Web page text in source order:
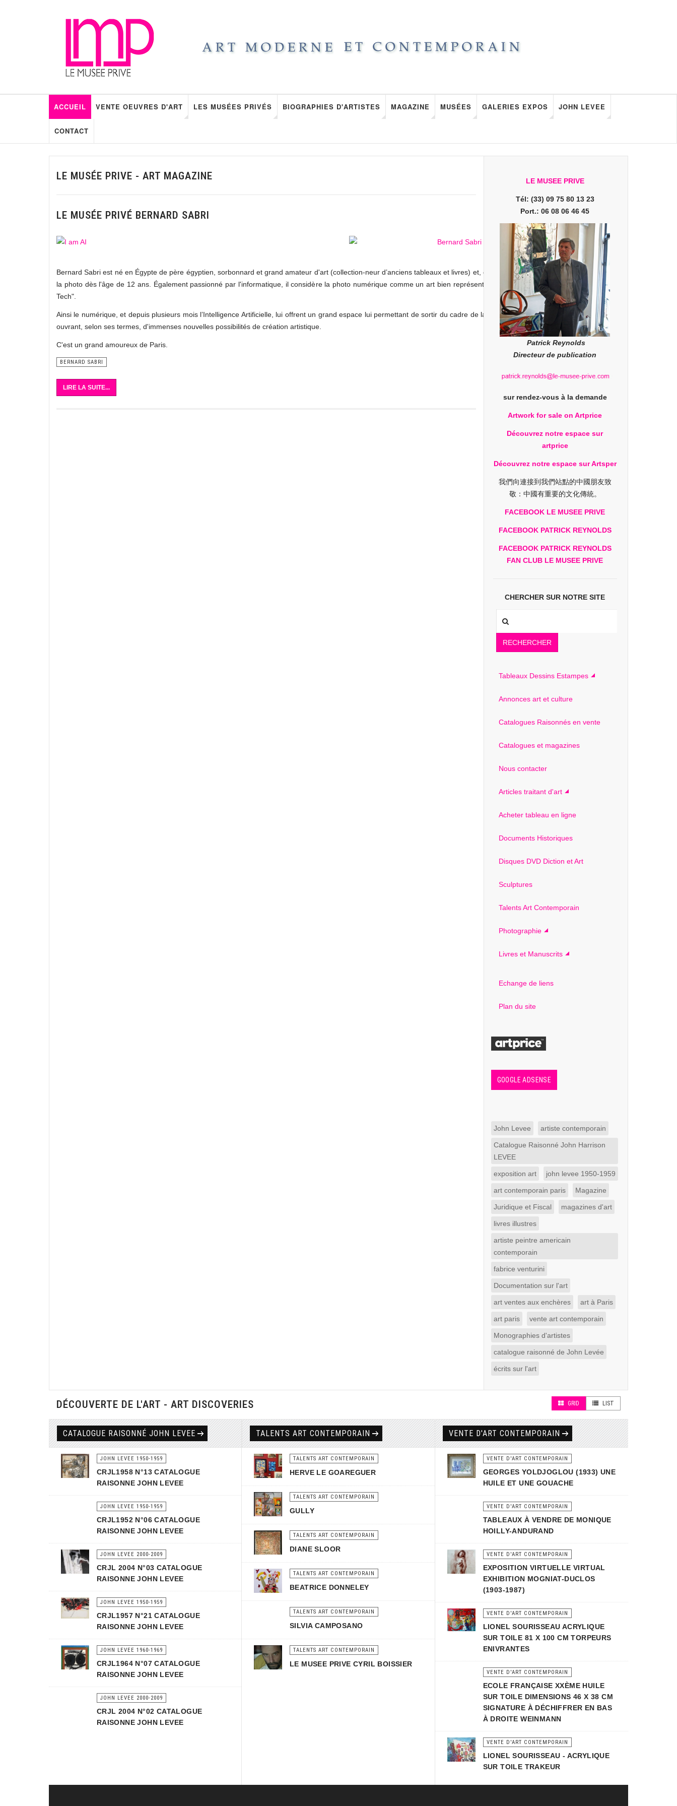
ACCUEIL VENTE OEUVRES D'ART LES MUSÉES PRIVÉS BIOGRAPHIES D'ARTISTES MAGAZINE MUSÉES GALERIES EXPOS JOHN LEVEE
CONTACT
LE MUSÉE PRIVE - ART MAGAZINE
LE MUSÉE PRIVÉ BERNARD SABRI
Bernard Sabri est né en Égypte de père égyptien, sorbonnard et grand amateur d'art (collection-neur d’anciens tableaux et livres) et, de mère suisse, il se met à
la photo dès l'âge de 12 ans. Également passionné par l'informatique, il considère la photo numérique comme un art bien représentatif de notre époque "High
Tech".
Ainsi le numérique, et depuis plusieurs mois l’Intelligence Artificielle, lui offrent un grand espace lui permettant de sortir du cadre de la photo traditionnelle en lui
ouvrant, selon ses termes, d'immenses nouvelles possibilités de création artistique.
C'est un grand amoureux de Paris.
BERNARD SABRI
LIRE LA SUITE...
LE MUSEE PRIVE
Tél: (33) 09 75 80 13 23
Port.: 06 08 06 46 45
Patrick Reynolds
Directeur de publication
sur rendez-vous à la demande
Artwork for sale on Artprice
Découvrez notre espace sur
artprice
Découvrez notre espace sur Artsper
我們向連接到我們站點的中國朋友致
敬：中國有重要的文化傳統。
FACEBOOK LE MUSEE PRIVE
FACEBOOK PATRICK REYNOLDS
FACEBOOK PATRICK REYNOLDS
FAN CLUB LE MUSEE PRIVE
CHERCHER SUR NOTRE SITE
RECHERCHER
Tableaux Dessins Estampes
Annonces art et culture
Catalogues Raisonnés en vente
Catalogues et magazines
Nous contacter
Articles traitant d'art
Acheter tableau en ligne
Documents Historiques
Disques DVD Diction et Art
Sculptures
Talents Art Contemporain
Photographie
Livres et Manuscrits
Echange de liens
Plan du site
GOOGLE ADSENSE
John Levee artiste contemporain
Catalogue Raisonné John Harrison
LEVEE
exposition art john levee 1950-1959
art contemporain paris Magazine
Juridique et Fiscal magazines d'art
livres illustres
artiste peintre americain
contemporain
fabrice venturini
Documentation sur l'art
art ventes aux enchères art à Paris
art paris vente art contemporain
Monographies d'artistes
catalogue raisonné de John Levée
écrits sur l'art
DÉCOUVERTE DE L'ART - ART DISCOVERIES GRID LIST
CATALOGUE RAISONNÉ JOHN LEVEE
JOHN LEVEE 1950-1959
CRJL1958 N°13 CATALOGUE
RAISONNE JOHN LEVEE
JOHN LEVEE 1950-1959
CRJL1952 N°06 CATALOGUE
RAISONNE JOHN LEVEE
JOHN LEVEE 2000-2009
CRJL 2004 N°03 CATALOGUE
RAISONNE JOHN LEVEE
JOHN LEVEE 1950-1959
CRJL1957 N°21 CATALOGUE
RAISONNE JOHN LEVEE
JOHN LEVEE 1960-1969
CRJL1964 N°07 CATALOGUE
RAISONNE JOHN LEVEE
JOHN LEVEE 2000-2009
CRJL 2004 N°02 CATALOGUE
RAISONNE JOHN LEVEE
TALENTS ART CONTEMPORAIN
TALENTS ART CONTEMPORAIN
HERVE LE GOAREGUER
TALENTS ART CONTEMPORAIN
GULLY
TALENTS ART CONTEMPORAIN
DIANE SLOOR
TALENTS ART CONTEMPORAIN
BEATRICE DONNELEY
TALENTS ART CONTEMPORAIN
SILVIA CAMPOSANO
TALENTS ART CONTEMPORAIN
LE MUSEE PRIVE CYRIL BOISSIER
VENTE D'ART CONTEMPORAIN
VENTE D'ART CONTEMPORAIN
GEORGES YOLDJOGLOU (1933) UNE
HUILE ET UNE GOUACHE
VENTE D'ART CONTEMPORAIN
TABLEAUX À VENDRE DE MONIQUE
HOILLY-ANDURAND
VENTE D'ART CONTEMPORAIN
EXPOSITION VIRTUELLE VIRTUAL
EXHIBITION MOGNIAT-DUCLOS
(1903-1987)
VENTE D'ART CONTEMPORAIN
LIONEL SOURISSEAU ACRYLIQUE
SUR TOILE 81 X 100 CM TORPEURS
ENIVRANTES
VENTE D'ART CONTEMPORAIN
ECOLE FRANÇAISE XXÈME HUILE
SUR TOILE DIMENSIONS 46 X 38 CM
SIGNATURE À DÉCHIFFRER EN BAS
À DROITE WEINMANN
art
VENTE D'ART CONTEMPORAIN
LIONEL SOURISSEAU - ACRYLIQUE
SUR TOILE TRAKEUR